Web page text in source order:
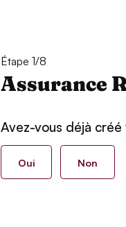
Étape 1/8
Assurance
Avez-vous déjà
Oui Non